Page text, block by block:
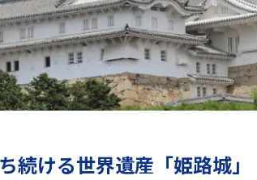
ける世界遺産「姫路城」